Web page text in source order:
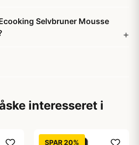
Selvbruner Mousse
interesseret i
SPAR 20%